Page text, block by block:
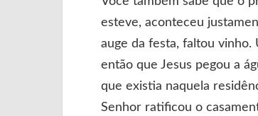
esteve, aconteceu
auge da festa, faltou
então que Jesus pegou a
que existia naquela
Senhor ratificou o